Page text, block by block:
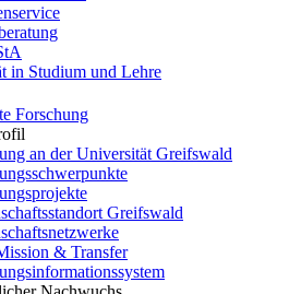
in Studium und Lehre
Forschung
an der Universität Greifswald
Greifswald
& Transfer